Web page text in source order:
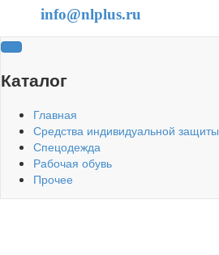
info@nlplus.ru
Каталог
Главная
Средства индивидуальной защиты
Спецодежда
Рабочая обувь
Прочее